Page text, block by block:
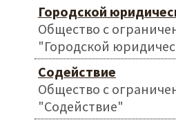
Городской
Общество с
"Городской
Содействие
Общество с
"Содействие"